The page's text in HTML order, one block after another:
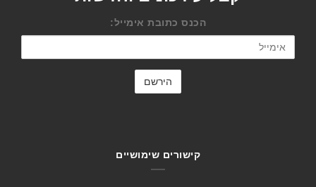
הכנס כתובת אימייל:
קישורים שימושיים